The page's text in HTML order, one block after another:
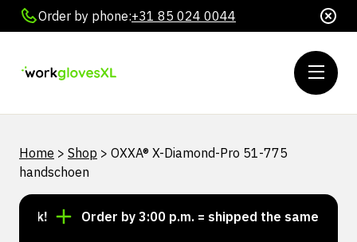
Order by phone:+31 85 024 0044
Home > Shop > OXXA® X-Diamond-Pro 51-775
handschoen
Order by 3:00 p.m. = shipped the same day